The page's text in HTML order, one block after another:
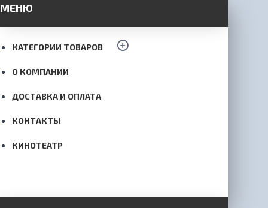
МЕНЮ
КАТЕГОРИИ ТОВАРОВ
О КОМПАНИИ
ДОСТАВКА И ОПЛАТА
КОНТАКТЫ
КИНОТЕАТР